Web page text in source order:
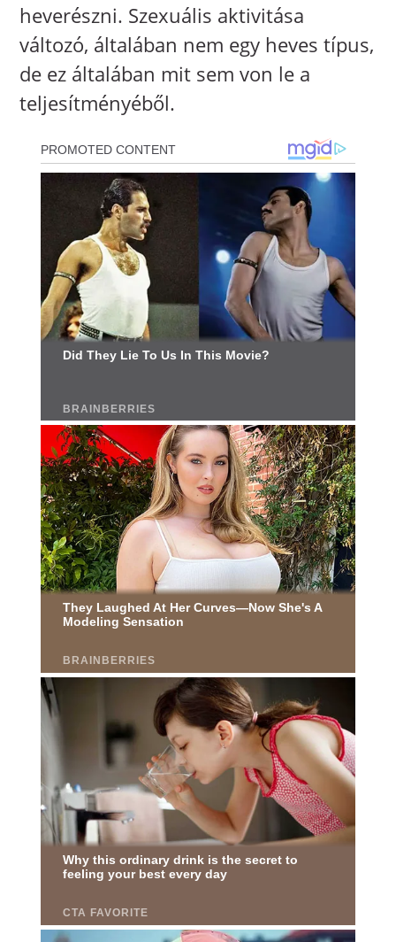
heverészni. Szexuális aktivitása
változó, általában nem egy heves típus,
de ez általában mit sem von le a
teljesítményéből.